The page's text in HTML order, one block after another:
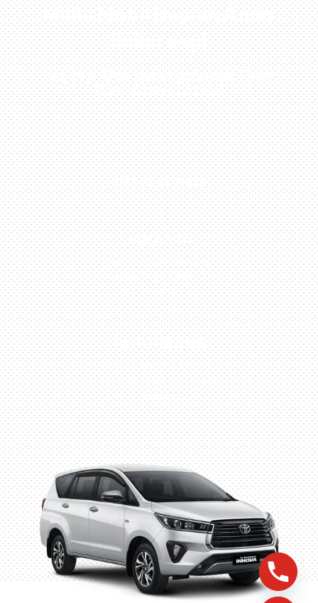
Miliki Mobil Impian Anda
Sekarang!
Kunjungi Atau Hubungi Dealer Resmi
Kami Di Kota Anda!
0813-1054-7548
JAKARTA
Perumahan Boulevard
Taman Surya 3 Blok h2,
No.27, Jakarta –
Indonesia
TANGERANG
Husein Sastra Negara,
No.8 Jurumudi Tangerang
– Indonesia